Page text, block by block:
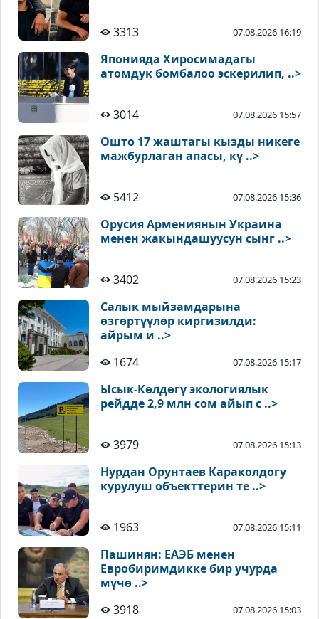
3313 07.08.2026 16:19
Японияда Хиросимадагы
атомдук бомбалоо эскерилип, ..>
3014 07.08.2026 15:57
Ошто 17 жаштагы кызды никеге
мажбурлаган апасы, кү ..>
5412 07.08.2026 15:36
Орусия Армениянын Украина
менен жакындашуусун сынг ..>
3402 07.08.2026 15:23
Салык мыйзамдарына
өзгөртүүлөр киргизилди:
айрым и ..>
1674
07.08.2026 15:17
Ысык-Көлдөгү экологиялык
рейдде 2,9 млн сом айып с ..>
3979 07.08.2026 15:13
Нурдан Орунтаев Караколдогу
курулуш объекттерин те ..>
1963 07.08.2026 15:11
Пашинян: ЕАЭБ менен
Евробиримдикке бир учурда
мүчө ..>
3918
07.08.2026 15:03